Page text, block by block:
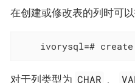
在创建或修改表的列时可
ivorysql=#
对于列类型为 CHAR 、